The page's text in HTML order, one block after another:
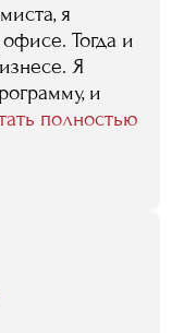
я
Тогда и
Я
и
полностью